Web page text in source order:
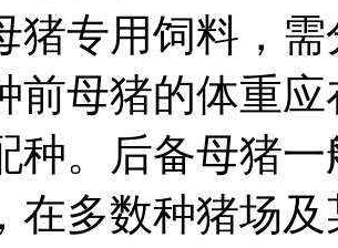
猪专用饲料，
前母猪的体重
种。后备母猪
在多数种猪场